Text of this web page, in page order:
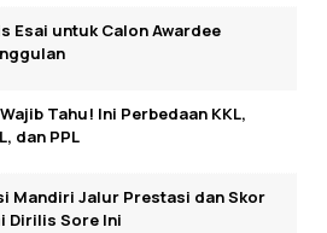
Esai untuk Calon Awardee
Tahu! Ini Perbedaan KKL,
dan PPL
Mandiri Jalur Prestasi dan Skor
Dirilis Sore Ini